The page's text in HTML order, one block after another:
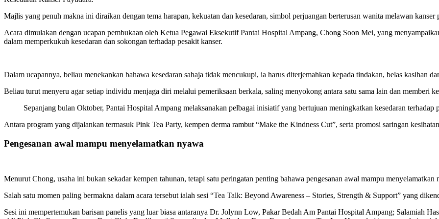
Majlis yang penuh makna ini diraikan dengan tema harapan, kekuatan dan kesedaran, simbol perjuangan berterusan wanita melawan kanser
Acara dimulakan dengan ucapan pembukaan oleh Ketua Pegawai Eksekutif Pantai Hospital Ampang, Chong Soon Mei, yang
dalam memperkukuh kesedaran dan sokongan terhadap pesakit kanser.
Dalam ucapannya, beliau menekankan bahawa kesedaran sahaja tidak mencukupi, ia harus diterjemahkan kepada tindakan, belas kasihan
Beliau turut menyeru agar setiap individu menjaga diri melalui pemeriksaan berkala, saling menyokong antara satu sama lain dan memberi
Sepanjang bulan Oktober, Pantai Hospital Ampang melaksanakan pelbagai inisiatif yang bertujuan meningkatkan kesedaran terhadap
Antara program yang dijalankan termasuk Pink Tea Party, kempen derma rambut “Make the Kindness Cut”, serta promosi saringan
Pengesanan awal mampu menyelamatkan nyawa
Menurut Chong, usaha ini bukan sekadar kempen tahunan, tetapi satu peringatan penting bahawa pengesanan awal mampu
Salah satu momen paling bermakna dalam acara tersebut ialah sesi “Tea Talk: Beyond Awareness – Stories, Strength & Support” yang
Sesi ini mempertemukan barisan panelis yang luar biasa antaranya Dr. Jolynn Low, Pakar Bedah Am Pantai Hospital Ampang; Salamiah